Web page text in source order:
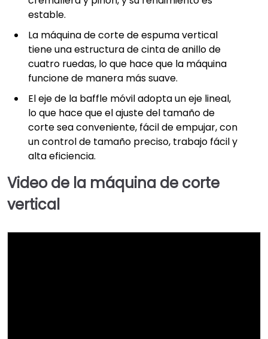
estable.
La máquina de corte de espuma vertical
tiene una estructura de cinta de anillo de
cuatro ruedas, lo que hace que la máquina
funcione de manera más suave.
El eje de la baffle móvil adopta un eje lineal,
lo que hace que el ajuste del tamaño de
corte sea conveniente, fácil de empujar, con
un control de tamaño preciso, trabajo fácil y
alta eficiencia.
Video de la máquina de corte
vertical